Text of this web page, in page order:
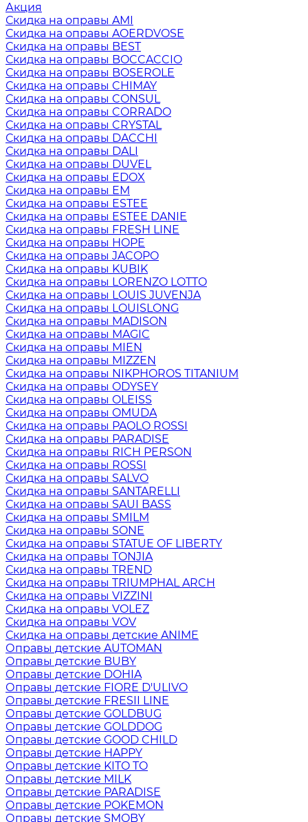
Акция
Скидка на оправы AMI
Скидка на оправы AOERDVOSE
Скидка на оправы BEST
Скидка на оправы BOCCACCIO
Скидка на оправы BOSEROLE
Скидка на оправы CHIMAY
Скидка на оправы CONSUL
Скидка на оправы CORRADO
Скидка на оправы CRYSTAL
Скидка на оправы DACCHI
Скидка на оправы DALI
Скидка на оправы DUVEL
Скидка на оправы EDOX
Скидка на оправы EM
Скидка на оправы ESTEE
Скидка на оправы ESTEE DANIE
Скидка на оправы FRESH LINE
Скидка на оправы HOPE
Скидка на оправы JACOPO
Скидка на оправы KUBIK
Скидка на оправы LORENZO LOTTO
Скидка на оправы LOUIS JUVENJA
Скидка на оправы LOUISLONG
Скидка на оправы MADISON
Скидка на оправы MAGIC
Скидка на оправы MIEN
Скидка на оправы MIZZEN
Скидка на оправы NIKPHOROS TITANIUM
Скидка на оправы ODYSEY
Скидка на оправы OLEISS
Скидка на оправы OMUDA
Скидка на оправы PAOLO ROSSI
Скидка на оправы PARADISE
Скидка на оправы RICH PERSON
Скидка на оправы ROSSI
Скидка на оправы SALVO
Скидка на оправы SANTARELLI
Скидка на оправы SAUI BASS
Скидка на оправы SMILM
Скидка на оправы SONE
Скидка на оправы STATUE OF LIBERTY
Скидка на оправы TONJIA
Скидка на оправы TREND
Скидка на оправы TRIUMPHAL ARCH
Скидка на оправы VIZZINI
Скидка на оправы VOLEZ
Скидка на оправы VOV
Скидка на оправы детские ANIME
Оправы детские AUTOMAN
Оправы детские BUBY
Оправы детские DOHIA
Оправы детские FIORE D'ULIVO
Оправы детские FRESII LINE
Оправы детские GOLDBUG
Оправы детские GOLDDOG
Оправы детские GOOD CHILD
Оправы детские HAPPY
Оправы детские KITO TO
Оправы детские MILK
Оправы детские PARADISE
Оправы детские POKEMON
Оправы детские SMOBY